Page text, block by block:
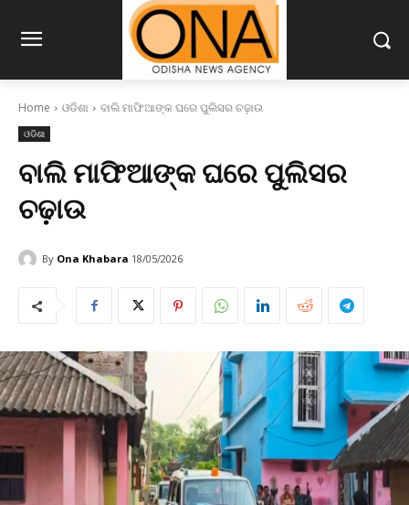
Home ଓଡିଶା ବାଲି ମାଫିଆଙ୍କ ଘରେ ପୁଲିସର ଚଢ଼ାଉ
ଓଡିଶା
ବାଲି ମାଫିଆଙ୍କ ଘରେ ପୁଲିସର
ଚଢ଼ାଉ
By Ona Khabara 18/05/2026